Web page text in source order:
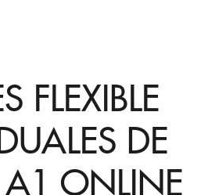
FLEXIBLE
DE
A1 ONLINE